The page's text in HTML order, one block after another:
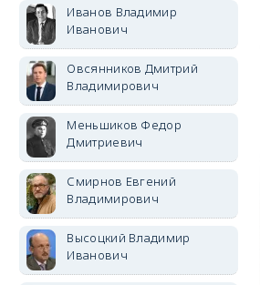
Иванов Владимир
Иванович
Овсянников Дмитрий
Владимирович
Меньшиков Федор
Дмитриевич
Смирнов Евгений
Владимирович
Высоцкий Владимир
Иванович